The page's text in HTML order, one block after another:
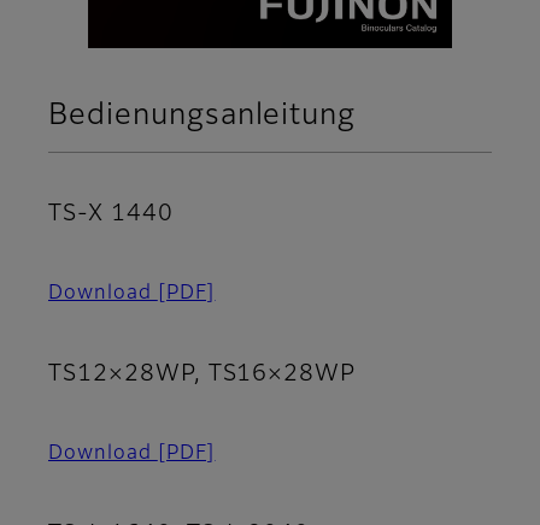
Bedienungsanleitung
TS-X 1440
Download [PDF]
TS12×28WP, TS16×28WP
Download [PDF]